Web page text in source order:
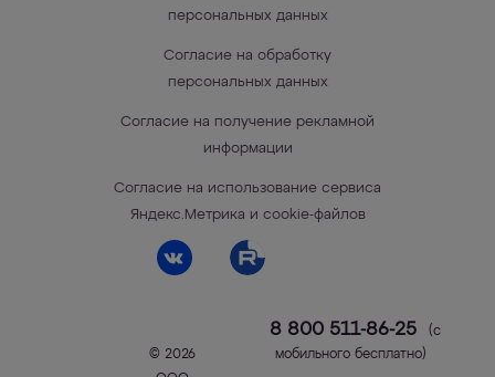
персональных данных
Согласие на обработку
персональных данных
Согласие на получение рекламной
информации
Согласие на использование сервиса
Яндекс.Метрика и cookie-файлов
© 2026
8 800 511-86-25
(с
мобильного бесплатно)